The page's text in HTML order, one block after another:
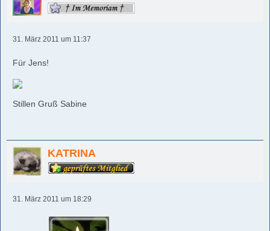
31. März 2011 um 11:37
Für Jens!
Stillen Gruß Sabine
KATRINA
31. März 2011 um 18:29